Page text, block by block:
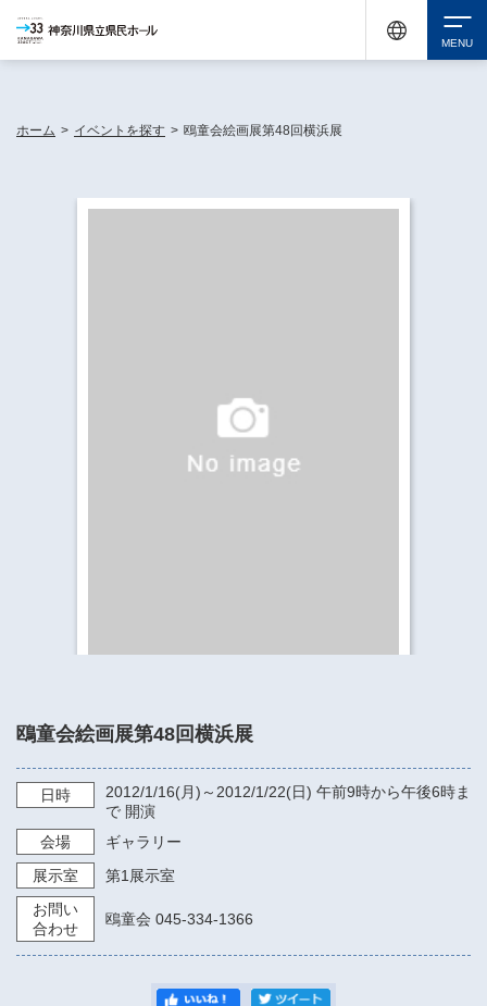
ホーム > イベントを探す > 鴎童会絵画展第48回横浜展
鴎童会絵画展第48回横浜展
日時 2012/1/16(月)～ 2012/1/22(日) 午前9時から午後6時ま
で 開演
会場
ギャラリー
展示室
第1展示室
お問い
合わせ
鴎童会 045-334-1366